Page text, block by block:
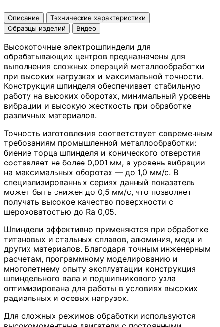
Описание
Технические характеристики
Образцы изделий
Видео
Высокоточные электрошпиндели для
обрабатывающих центров предназначены для
выполнения сложных операций металлообработки
при высоких нагрузках и максимальной точности.
Конструкция шпинделя обеспечивает стабильную
работу на высоких оборотах, минимальный уровень
вибрации и высокую жесткость при обработке
различных материалов.
Точность изготовления соответствует современным
требованиям промышленной металлообработки:
биение торца шпинделя и конического отверстия
составляет не более 0,001 мм, а уровень вибрации
на максимальных оборотах — до 1,0 мм/с. В
специализированных сериях данный показатель
может быть снижен до 0,5 мм/с, что позволяет
получать высокое качество поверхности с
шероховатостью до Ra 0,05.
Шпиндели эффективно применяются при обработке
титановых и стальных сплавов, алюминия, меди и
других материалов. Благодаря точным инженерным
расчетам, программному моделированию и
многолетнему опыту эксплуатации конструкция
шпиндельного вала и подшипникового узла
оптимизирована для работы в условиях высоких
радиальных и осевых нагрузок.
Для сложных режимов обработки используются